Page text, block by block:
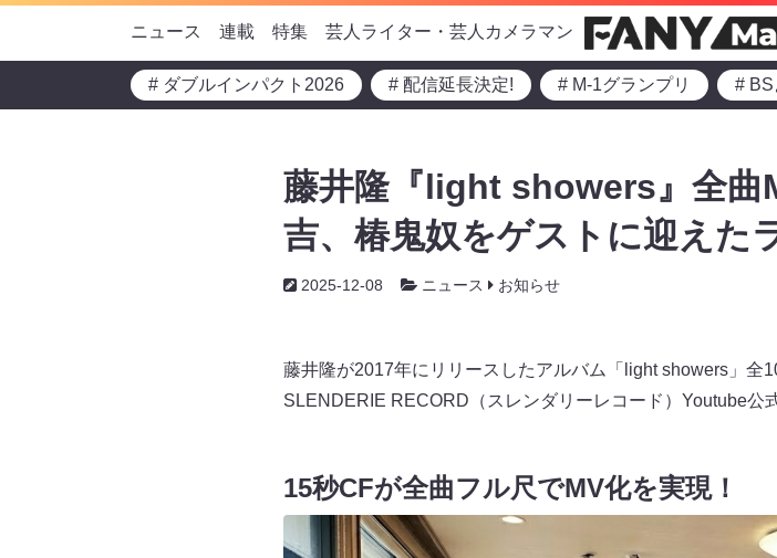
ニュース 連載 特集 芸人ライター・芸人カメラマン
# ダブルインパクト2026 # 配信延長決定! # M-1グランプリ # BS
藤井隆『light showers』全曲
吉、椿鬼奴をゲストに迎えた
2025-12-08 ニュース お知らせ
藤井隆が2017年にリリースしたアルバム「light showers」全
SLENDERIE RECORD（スレンダリーレコード）Youtube公
15秒CFが全曲フル尺でMV化を実現！